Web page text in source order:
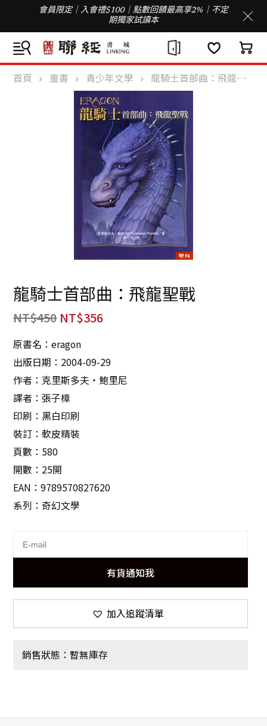
會員限定｜入會禮$100｜點數回饋最高享2%｜不定
期獨家試讀本
首頁 童書 青少年文學 龍騎士首部曲：飛龍聖戰
龍騎士首部曲：飛龍聖戰
NT$450 NT$356
原書名：eragon
出版日期：2004-09-29
作者：克里斯多夫・鮑里尼
譯者：張子樟
印刷：黑白印刷
裝訂：軟皮精裝
頁數：580
開數：25開
EAN：9789570827620
系列：奇幻文學
有貨通知我
加入追蹤清單
銷售狀態：暫無庫存